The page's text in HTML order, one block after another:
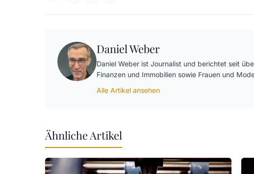
Daniel Weber
Daniel Weber ist Journalist und berichtet seit
Finanzen und Immobilien sowie Frauen und
Alle Artikel ansehen
Ähnliche Artikel